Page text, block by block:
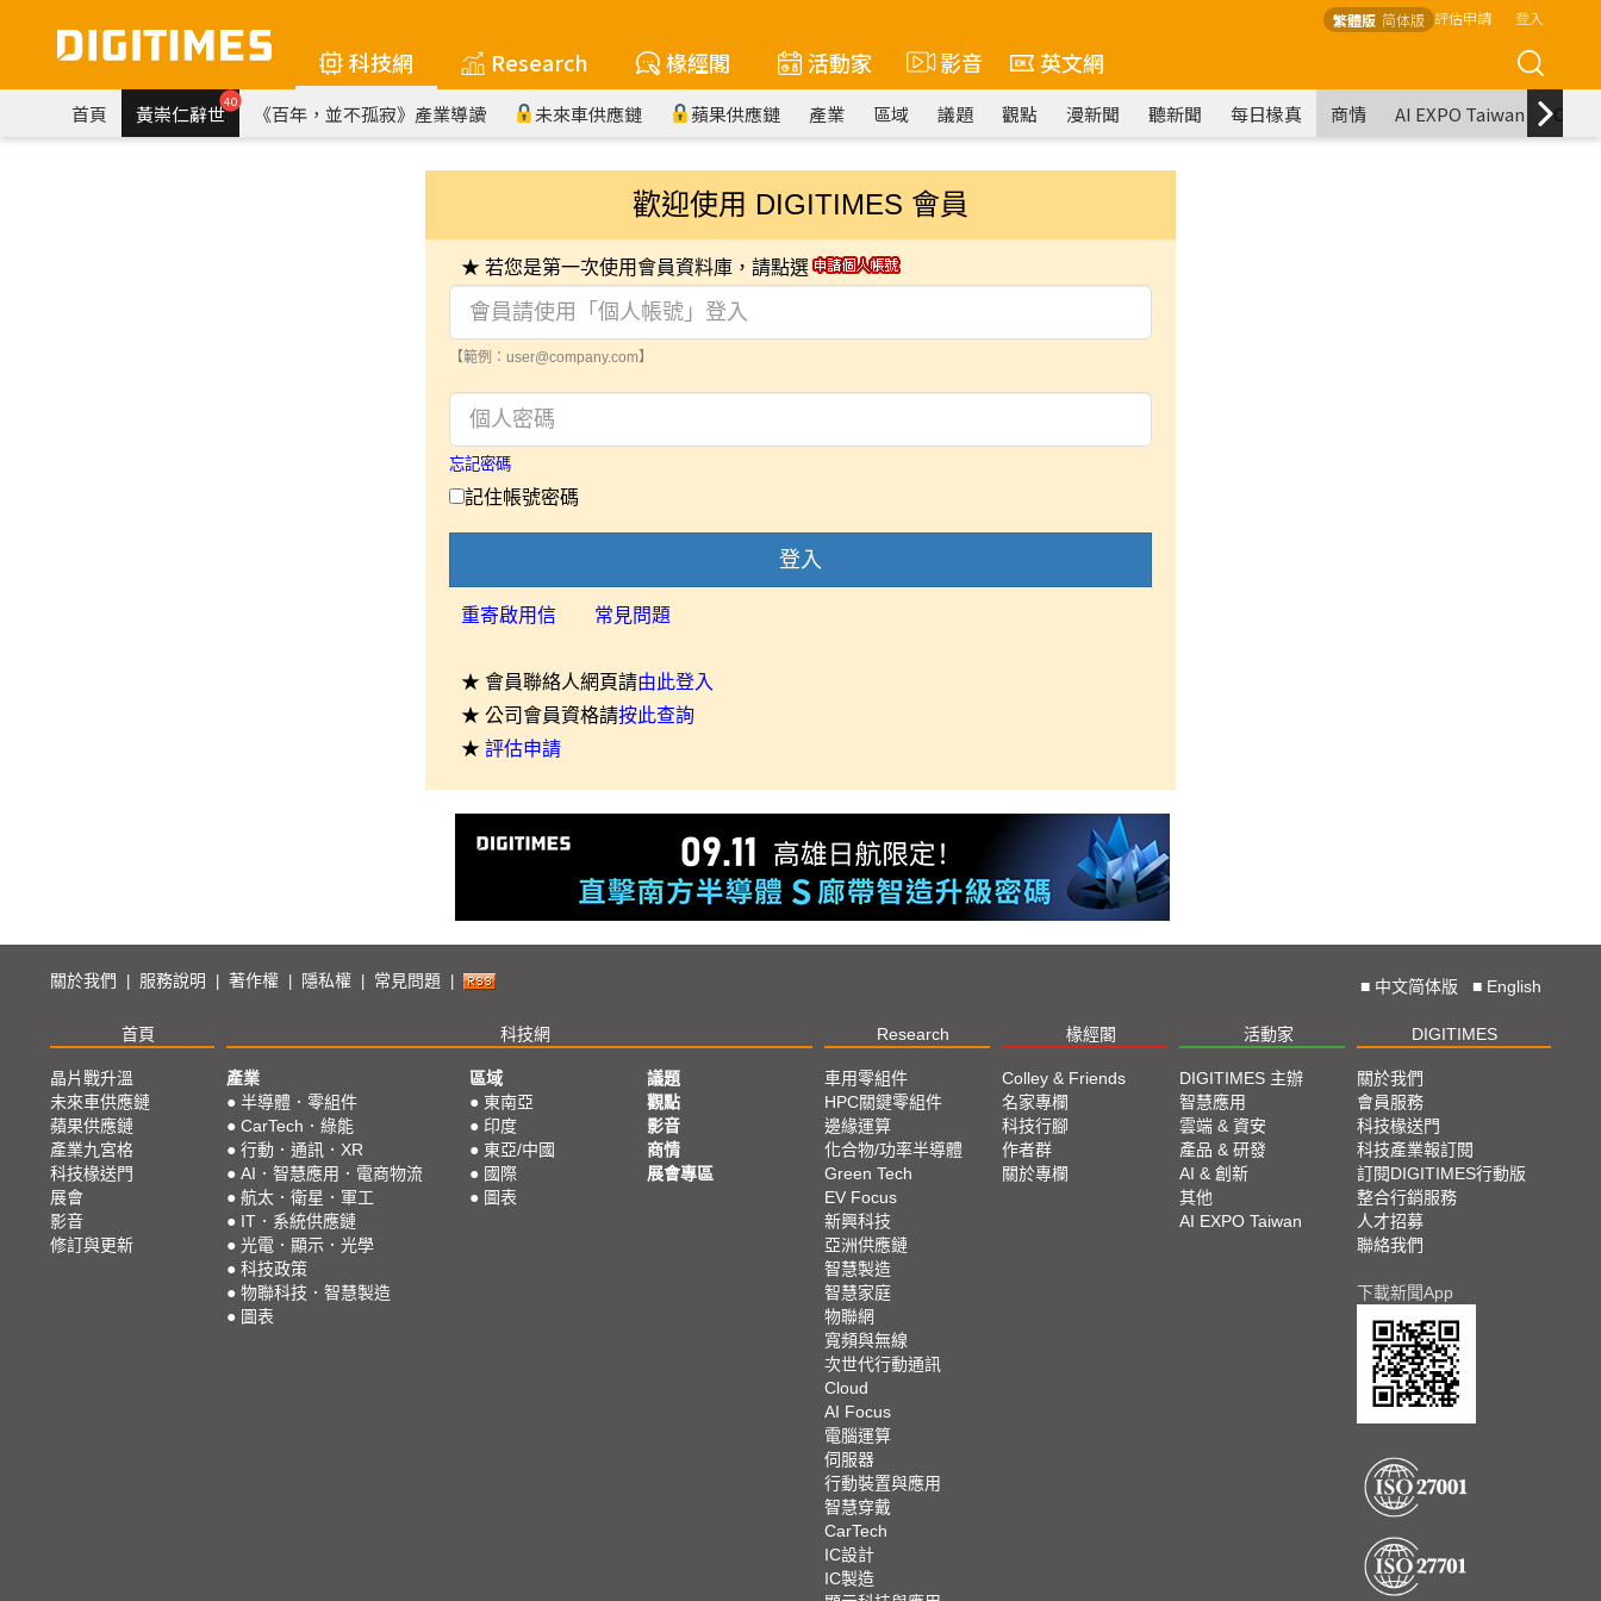
繁體版 简体版 評估申請 登入
科技網 Research 椽經閣 活動家 影音 英文網
首頁 黃崇仁辭世40 《百年，並不孤寂》產業導讀 未來車供應鏈 蘋果供應鏈 產業 區域 議題 觀點 漫新聞 聽新聞 每日椽真 商情 AI EXPO Taiwan
歡迎使用 DIGITIMES 會員
★ 若您是第一次使用會員資料庫，請點選
【範例：user@company.com】
忘記密碼
記住帳號密碼
登入
重寄啟用信 常見問題
★ 會員聯絡人網頁請由此登入
★ 公司會員資格請按此查詢
★ 評估申請
關於我們 服務說明 著作權 隱私權 常見問題 ■ 中文简体版 ■ English
首頁 科技網 Research 椽經閣 活動家 DIGITIMES
晶片戰升溫
未來車供應鏈
蘋果供應鏈
產業九宮格
科技椽送門
展會
影音
修訂與更新
產業
● 半導體．零組件
● CarTech．綠能
● 行動．通訊．XR
● AI．智慧應用．電商物流
● 航太．衛星．軍工
● IT．系統供應鏈
● 光電．顯示．光學
● 科技政策
● 物聯科技．智慧製造
● 圖表
區域
● 東南亞
● 印度
● 東亞/中國
● 國際
● 圖表
議題
觀點
影音
商情
展會專區
車用零組件
HPC關鍵零組件
邊緣運算
化合物/功率半導體
Green Tech
EV Focus
新興科技
亞洲供應鏈
智慧製造
智慧家庭
物聯網
寬頻與無線
次世代行動通訊
Cloud
AI Focus
電腦運算
伺服器
行動裝置與應用
智慧穿戴
CarTech
IC設計
IC製造
Colley & Friends
名家專欄
科技行腳
作者群
關於專欄
DIGITIMES 主辦
智慧應用
雲端 & 資安
產品 & 研發
AI & 創新
其他
AI EXPO Taiwan
關於我們
會員服務
科技椽送門
科技產業報訂閱
訂閱DIGITIMES行動版
整合行銷服務
人才招募
聯絡我們
下載新聞App